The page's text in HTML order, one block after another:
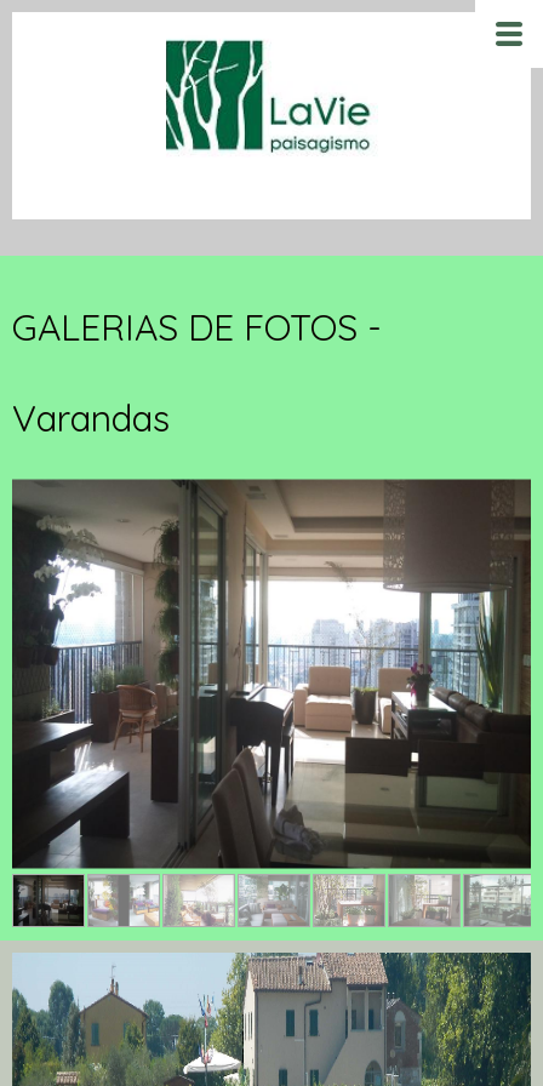
GALERIAS DE FOTOS -
Varandas